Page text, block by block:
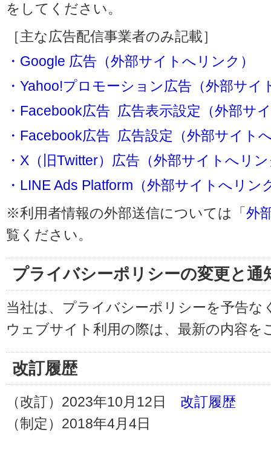
をしてください。
［主な広告配信事業者のみ記載］
・Google 広告（外部サイトへリンク）
・Yahoo!プロモーション広告（外部サイ
・Facebook広告 広告表示設定（外部サ
・Facebook広告 広告設定（外部サイト
・X（旧Twitter）広告（外部サイトへリ
・LINE Ads Platform（外部サイトへリン
※利用者情報の外部送信については「外
覧ください。
プライバシーポリシーの変更と通
当社は、プライバシーポリシーを予告
ウェブサイト利用の際は、最新の内容を
改訂履歴
（改訂）2023年10月12日 改訂履歴
（制定）2018年4月4日